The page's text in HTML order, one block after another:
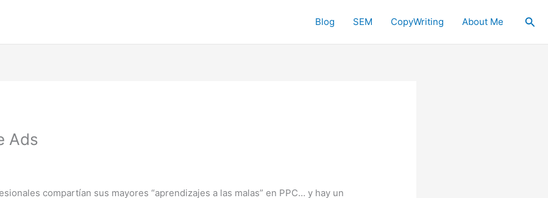
Blog SEM CopyWriting About Me
Ads
compartían sus mayores “aprendizajes a las malas” en PPC… y hay un